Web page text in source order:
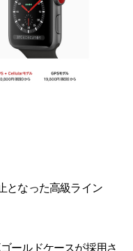
となった高級ライン
ールドケースが採用さ